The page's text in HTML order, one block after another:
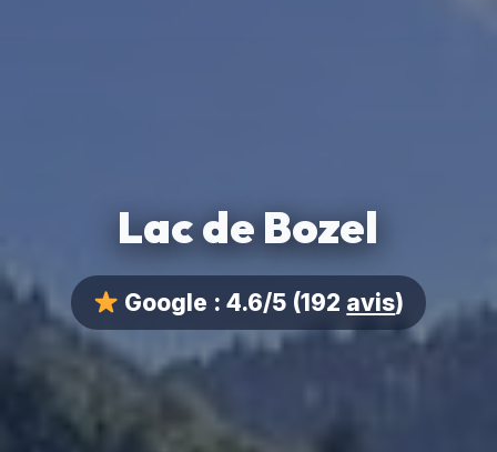
Lac de Bozel
Google :4.6/5 (192 avis)